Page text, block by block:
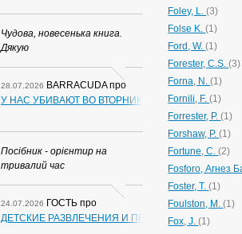
Чудова, новесенька книга.
Дякую
28.07.2026 BARRACUDAпро
У НАС УБИВАЮТ ВО ВТОРНИК. СЛАПОВСКИЙ О.И.
Посібник - орієнтир на
тривалий час
24.07.2026 ГОСТЬ про
ДЕТСКИЕ РАЗВЛЕЧЕНИЯ И ПРАЗДНИКИ (В
Foley, L.(3)
Folse K.(1)
Ford, W.(1)
Forester, C.S.(3)
Forna, N.(1)
Fornili, F.(1)
Forrester, P.(1)
Forshaw, P.(1)
Fortune, C.(2)
Fosforo, Агнез
Foster, T.(1)
Foulston, M.(1)
Fox, J.(1)